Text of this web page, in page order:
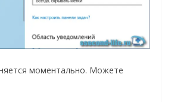
моментально. Можете